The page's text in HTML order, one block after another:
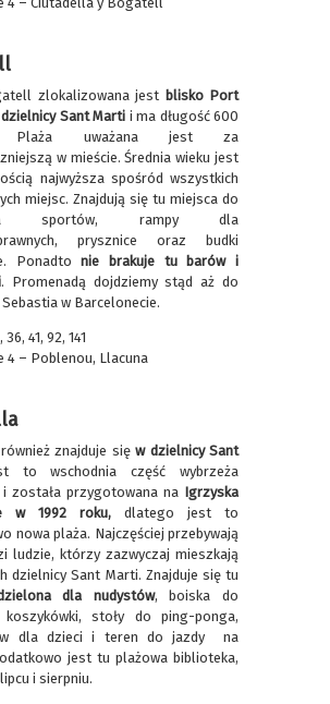
zlokalizowana jest blisko Port
Sant Marti i ma długość 600
Plaża uważana jest za
w mieście. Średnia wieku jest
najwyższa spośród wszystkich
miejsc. Znajdują się tu miejsca do
sportów, rampy dla
prysznice oraz budki
Ponadtonie brakuje tu barów i
. Promenadą dojdziemy stąd aż do
w Barcelonecie.
36, 41, 92, 141
4 – Poblenou, Llacuna
znajduje sięw dzielnicy Sant
to wschodnia część wybrzeża
i została przygotowana na Igrzyska
w 1992 roku, dlatego jest to
nowa plaża. Najczęściej przebywają
ludzie, którzy zazwyczaj mieszkają
dzielnicy Sant Marti. Znajduje się tu
dla nudystów, boiska do
koszykówki, stoły do ping-ponga,
dla dzieci i teren do jazdy na
jest tu plażowa biblioteka,
i sierpniu.